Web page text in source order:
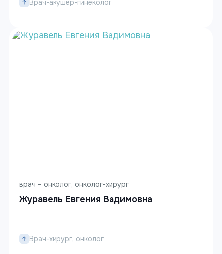
Врач-акушер-гинеколог
врач – онколог, онколог-хирург
Журавель Евгения Вадимовна
Врач-хирург, онколог